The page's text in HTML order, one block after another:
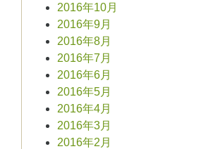
2016年10月
2016年9月
2016年8月
2016年7月
2016年6月
2016年5月
2016年4月
2016年3月
2016年2月